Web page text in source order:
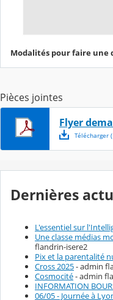
Modalités pour faire une
Pièces jointes
Flyer
Télécharger(
Dernières
L'essentiel sur
Une classe médias
flandrin-isere2
Pix et la parentalité
Cross 2025- admin
Cosmocité- admin
INFORMATION
06/05 - Journée à